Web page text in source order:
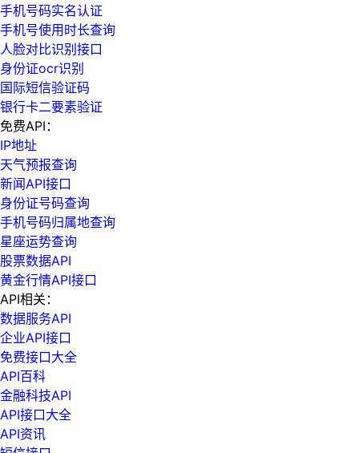
手机号码实名认证
手机号使用时长查询
人脸对比识别接口
身份证ocr识别
国际短信验证码
银行卡二要素验证
免费API：
IP地址
天气预报查询
新闻API接口
身份证号码查询
手机号码归属地查询
星座运势查询
股票数据API
黄金行情API接口
API相关：
数据服务API
企业API接口
免费接口大全
API百科
金融科技API
API接口大全
API资讯